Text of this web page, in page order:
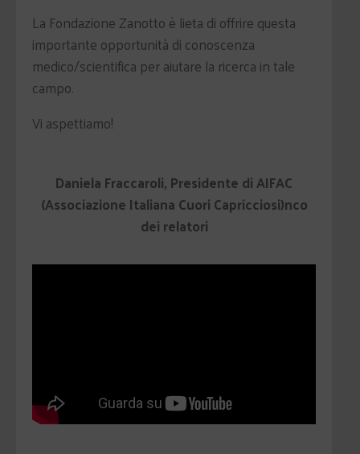
La Fondazione Zanotto è lieta di offrire questa
importante opportunità di conoscenza
medico/scientifica per aiutare la ricerca in tale
campo.
Vi aspettiamo!
Daniela Fraccaroli, Presidente di AIFAC
(Associazione Italiana Cuori Capricciosi)nco
dei relatori